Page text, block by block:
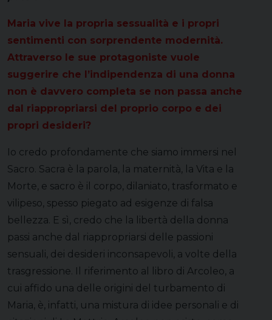
Maria vive la propria sessualità e i propri
sentimenti con sorprendente modernità.
Attraverso le sue protagoniste vuole
suggerire che l’indipendenza di una donna
non è davvero completa se non passa anche
dal riappropriarsi del proprio corpo e dei
propri desideri?
Io credo profondamente che siamo immersi nel
Sacro. Sacra è la parola, la maternità, la Vita e la
Morte, e sacro è il corpo, dilaniato, trasformato e
vilipeso, spesso piegato ad esigenze di falsa
bellezza. E sì, credo che la libertà della donna
passi anche dal riappropriarsi delle passioni
sensuali, dei desideri inconsapevoli, a volte della
trasgressione. Il riferimento al libro di Arcoleo, a
cui affido una delle origini del turbamento di
Maria, è, infatti, una mistura di idee personali e di